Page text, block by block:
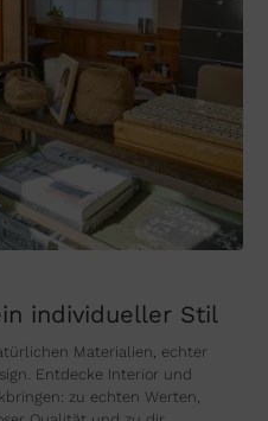
individueller Stil
Materialien, echter
Entdecke Interior und
zu echten Werten,